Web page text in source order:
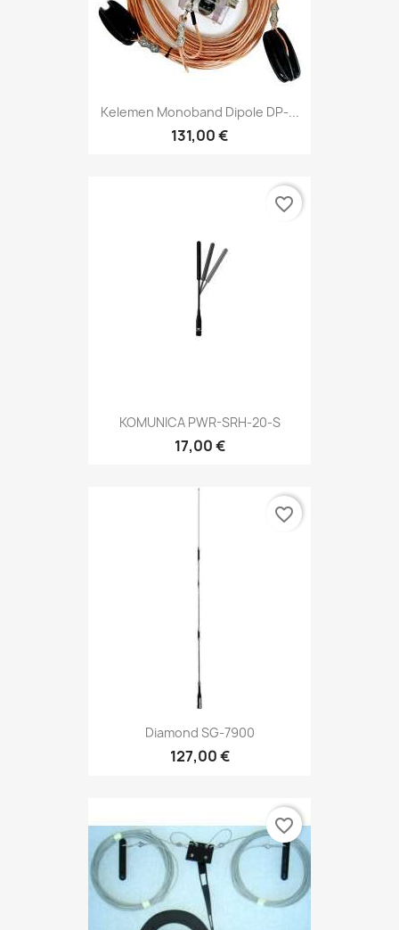
Kelemen Monoband Dipole DP-...
131,00 €
KOMUNICA PWR-SRH-20-S
17,00 €
favorite_border
Diamond SG-7900
127,00 €
favorite_border
favorite_border